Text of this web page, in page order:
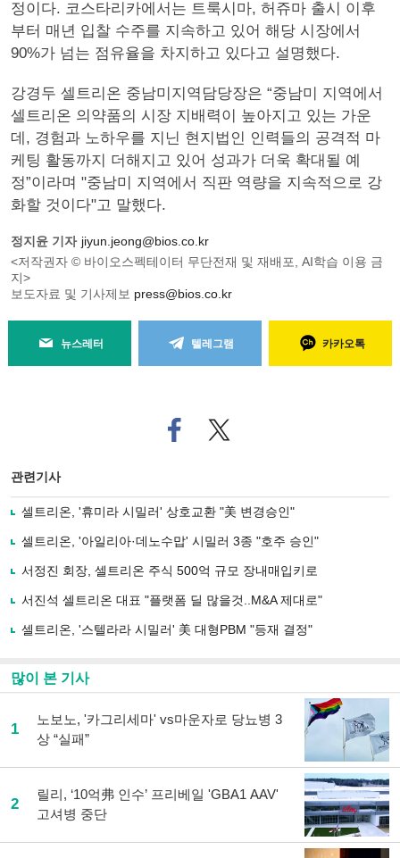
정이다. 코스타리카에서는 트룩시마, 허쥬마 출시 이후
부터 매년 입찰 수주를 지속하고 있어 해당 시장에서
90%가 넘는 점유율을 차지하고 있다고 설명했다.
강경두 셀트리온 중남미지역담당장은 “중남미 지역에서
셀트리온 의약품의 시장 지배력이 높아지고 있는 가운
데, 경험과 노하우를 지닌 현지법인 인력들의 공격적 마
케팅 활동까지 더해지고 있어 성과가 더욱 확대될 예
정”이라며 "중남미 지역에서 직판 역량을 지속적으로 강
화할 것이다"고 말했다.
정지윤 기자 jiyun.jeong@bios.co.kr
<저작권자 © 바이오스펙테이터 무단전재 및 재배포, AI학습 이용 금
지>
보도자료 및 기사제보 press@bios.co.kr
뉴스레터 텔레그램 카카오톡
페
이
로
기
사
유
기
트위
터로
관련기사
셀트리온, '휴미라 시밀러' 상호교환 "美 변경승인"
셀트리온, '아일리아·데노수맙' 시밀러 3종 "호주 승인"
서정진 회장, 셀트리온 주식 500억 규모 장내매입키로
서진석 셀트리온 대표 "플랫폼 딜 많을것..M&A 제대로"
셀트리온, '스텔라라 시밀러' 美 대형PBM "등재 결정"
많이 본 기사
1
노보노, '카그리세마' vs마운자로 당뇨병 3
상 “실패”
2
릴리, ‘10억弗 인수’ 프리베일 'GBA1 AAV'
고셔병 중단